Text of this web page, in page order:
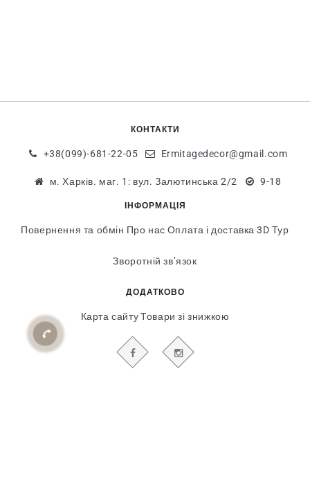
КОНТАКТИ
+38(099)-681-22-05 Ermitagedecor@gmail.com
м. Харків. маг. 1: вул. Залютинська 2/2 9-18
ІНФОРМАЦІЯ
Повернення та обмін Про нас Оплата і доставка 3D Тур
Зворотній зв’язок
ДОДАТКОВО
Карта сайту Товари зі знижкою